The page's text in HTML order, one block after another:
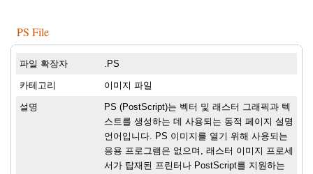
PS File
파일 확장자 .PS
카테고리 이미지 파일
설명
PS (PostScript)는 벡터 및 래스터 그래픽과 텍
스트를 생성하는 데 사용되는 동적 페이지 설명
언어입니다. PS 이미지를 열기 위해 사용되는
응용 프로그램은 없으며, 래스터 이미지 프로세
서가 탑재된 프린터나 PostScript를 지원하는